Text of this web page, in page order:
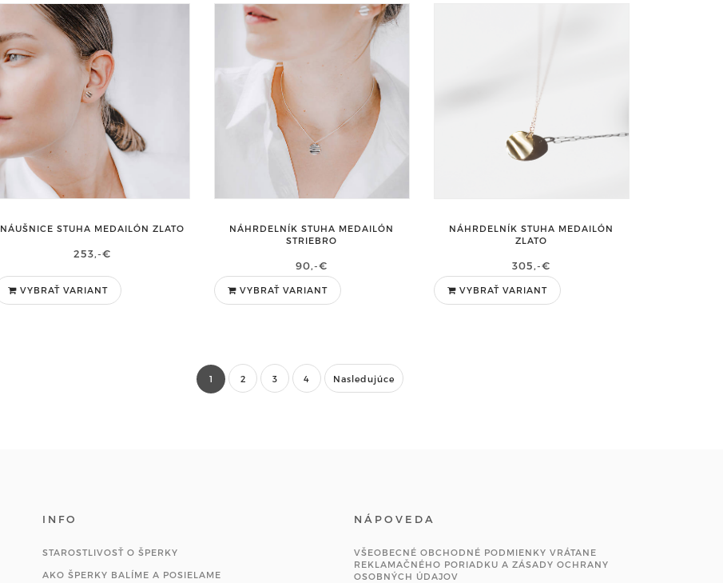
NÁUŠNICE STUHA MEDAILÓN ZLATO
253,-€
VYBRAŤ VARIANT
NÁHRDELNÍK STUHA MEDAILÓN
STRIEBRO
90,-€
VYBRAŤ VARIANT
NÁHRDELNÍK STUHA MEDAILÓN
ZLATO
305,-€
VYBRAŤ VARIANT
1 2 3 4 Nasledujúce
INFO
STAROSTLIVOSŤ O ŠPERKY
AKO ŠPERKY BALÍME A POSIELAME
NÁPOVEDA
VŠEOBECNÉ OBCHODNÉ PODMIENKY VRÁTANE
REKLAMAČNÉHO PORIADKU A ZÁSADY OCHRANY
OSOBNÝCH ÚDAJOV